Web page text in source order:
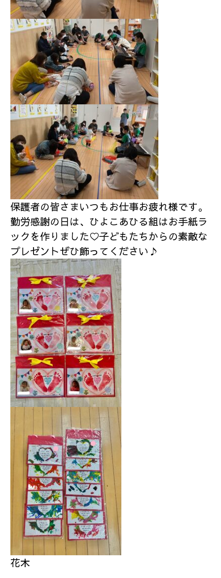
保護者の皆さまいつもお仕事お疲れ様です。
勤労感謝の日は、ひよこあひる組はお手紙ラ
ックを作りました♡子どもたちからの素敵な
プレゼントぜひ飾ってください♪
花木